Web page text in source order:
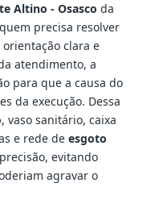
Altino - Osasco da
precisa resolver
clara e
atendimento, a
para que a causa do
da execução. Dessa
, vaso sanitário, caixa
e rede de esgoto
evitando
agravar o